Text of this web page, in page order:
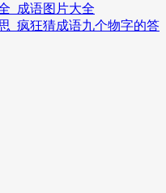
_成语图片大全
_疯狂猜成语九个物字的答